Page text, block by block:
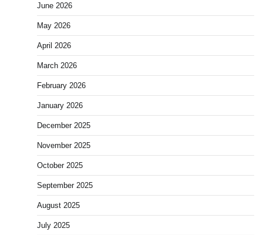
June 2026
May 2026
April 2026
March 2026
February 2026
January 2026
December 2025
November 2025
October 2025
September 2025
August 2025
July 2025